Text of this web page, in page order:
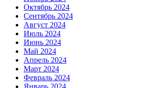
Октябрь 2024
Сентябрь 2024
Август 2024
Июль 2024
Июнь 2024
Май 2024
Апрель 2024
Март 2024
Февраль 2024
Январь 2024